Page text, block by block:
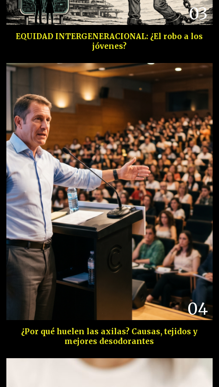
03
EQUIDAD INTERGENERACIONAL: ¿El robo a los
jóvenes?
04
¿Por qué huelen las axilas? Causas, tejidos y
mejores desodorantes